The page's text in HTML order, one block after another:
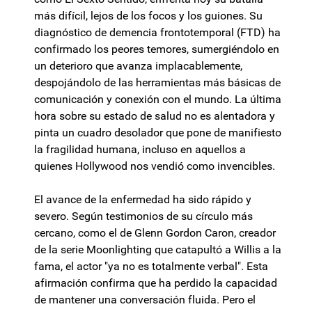
más difícil, lejos de los focos y los guiones. Su
diagnóstico de demencia frontotemporal (FTD) ha
confirmado los peores temores, sumergiéndolo en
un deterioro que avanza implacablemente,
despojándolo de las herramientas más básicas de
comunicación y conexión con el mundo. La última
hora sobre su estado de salud no es alentadora y
pinta un cuadro desolador que pone de manifiesto
la fragilidad humana, incluso en aquellos a
quienes Hollywood nos vendió como invencibles.
El avance de la enfermedad ha sido rápido y
severo. Según testimonios de su círculo más
cercano, como el de Glenn Gordon Caron, creador
de la serie Moonlighting que catapultó a Willis a la
fama, el actor "ya no es totalmente verbal". Esta
afirmación confirma que ha perdido la capacidad
de mantener una conversación fluida. Pero el